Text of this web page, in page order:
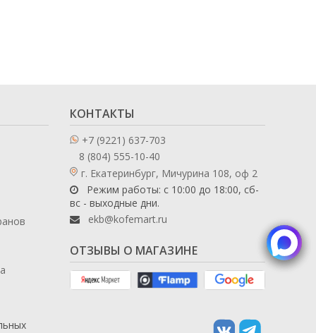
КОНТАКТЫ
+7 (9221) 637-703
8 (804) 555-10-40
г. Екатеринбург, Мичурина 108, оф 2
Режим работы: с 10:00 до 18:00, сб-
вс - выходные дни.
ekb@kofemart.ru
ОТЗЫВЫ О МАГАЗИНЕ